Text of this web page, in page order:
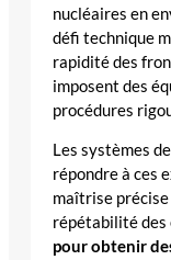
nucléaires en
défi technique
rapidité des
imposent des
procédures
Les systèmes
répondre à ces
maîtrise précise
répétabilité des
pour obtenir